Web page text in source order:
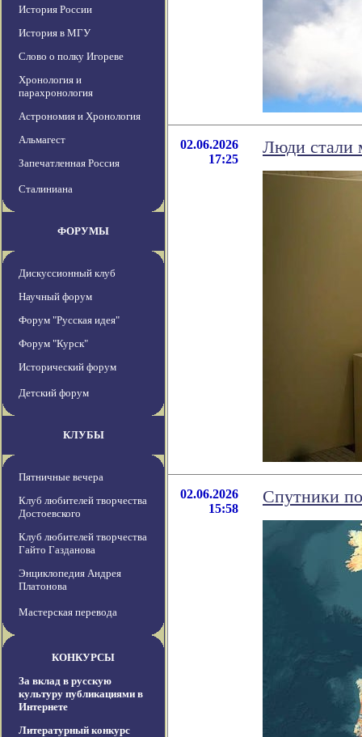
История России
История в МГУ
Слово о полку Игореве
Хронология и
парахронология
Астрономия и Хронология
Альмагест
Запечатленная Россия
Сталиниана
ФОРУМЫ
Дискуссионный клуб
Научный форум
Форум "Русская идея"
Форум "Курск"
Исторический форум
Детский форум
КЛУБЫ
Пятничные вечера
Клуб любителей творчества
Достоевского
Клуб любителей творчества
Гайто Газданова
Энциклопедия Андрея
Платонова
Мастерская перевода
КОНКУРСЫ
За вклад в русскую
культуру публикациями в
Интернете
Литературный конкурс
02.06.2026
17:25
Люди стали
02.06.2026
15:58
Спутники